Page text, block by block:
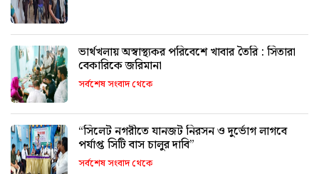
ভার্থখলায় অস্বাস্থ্যকর পরিবেশে খাবার তৈরি : সিতারা
বেকারিকে জরিমানা
সর্বশেষ সংবাদ থেকে
“সিলেট নগরীতে যানজট নিরসন ও দুর্ভোগ লাগবে
পর্যাপ্ত সিটি বাস চালুর দাবি”
সর্বশেষ সংবাদ থেকে